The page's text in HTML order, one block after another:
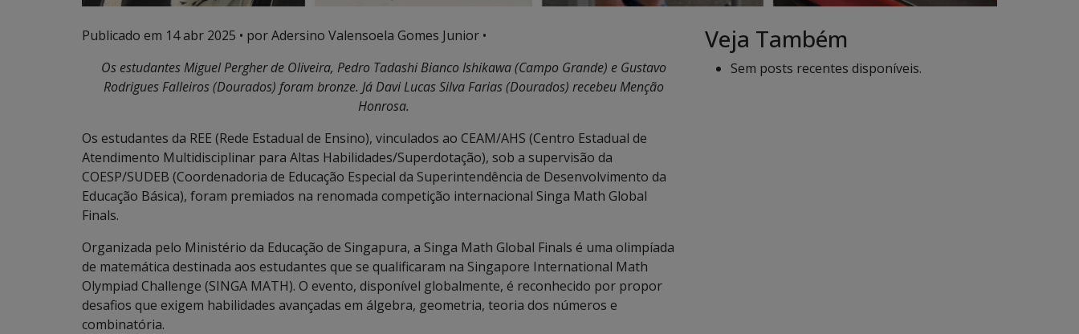
Publicado em 14 abr 2025 • por Adersino Valensoela Gomes Junior •
Os estudantes Miguel Pergher de Oliveira, Pedro Tadashi Bianco Ishikawa (Campo Grande) e Gustavo
Rodrigues Falleiros (Dourados) foram bronze. Já Davi Lucas Silva Farias (Dourados) recebeu Menção
Honrosa.
Os estudantes da REE (Rede Estadual de Ensino), vinculados ao CEAM/AHS (Centro Estadual de
Atendimento Multidisciplinar para Altas Habilidades/Superdotação), sob a supervisão da
COESP/SUDEB (Coordenadoria de Educação Especial da Superintendência de Desenvolvimento da
Educação Básica), foram premiados na renomada competição internacional Singa Math Global
Finals.
Organizada pelo Ministério da Educação de Singapura, a Singa Math Global Finals é uma olimpíada
de matemática destinada aos estudantes que se qualificaram na Singapore International Math
Olympiad Challenge (SINGA MATH). O evento, disponível globalmente, é reconhecido por propor
desafios que exigem habilidades avançadas em álgebra, geometria, teoria dos números e
combinatória.
Veja Também
Sem posts recentes disponíveis.